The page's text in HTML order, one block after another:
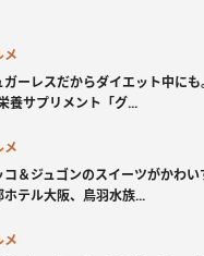
メ
ガーレスだからダイエット中に
養サプリメント「グ...
メ
コ＆ジュゴンのスイーツがかわ
ホテル大阪、鳥羽水族...
メ